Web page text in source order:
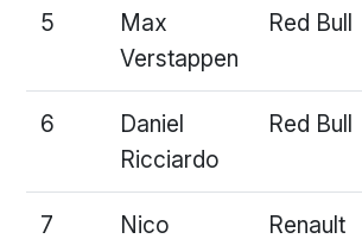
5
Max
Verstappen
Red Bull
6
Daniel
Ricciardo
Red Bull
7
Nico
Renault